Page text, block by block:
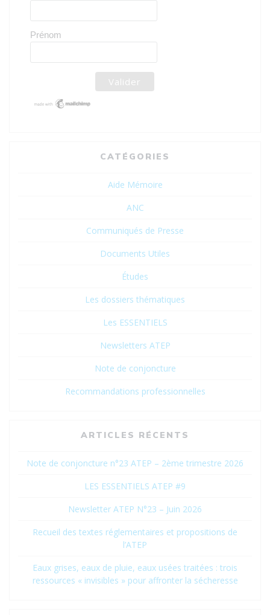
Prénom
CATÉGORIES
Aide Mémoire
ANC
Communiqués de Presse
Documents Utiles
Études
Les dossiers thématiques
Les ESSENTIELS
Newsletters ATEP
Note de conjoncture
Recommandations professionnelles
ARTICLES RÉCENTS
Note de conjoncture n°23 ATEP – 2ème trimestre 2026
LES ESSENTIELS ATEP #9
Newsletter ATEP N°23 – Juin 2026
Recueil des textes réglementaires et propositions de
l’ATEP
Eaux grises, eaux de pluie, eaux usées traitées : trois
ressources « invisibles » pour affronter la sécheresse